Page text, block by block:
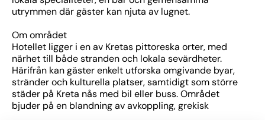
utrymmen där gäster kan njuta av lugnet.
Om området
Hotellet ligger i en av Kretas pittoreska orter, med
närhet till både stranden och lokala sevärdheter.
Härifrån kan gäster enkelt utforska omgivande byar,
stränder och kulturella platser, samtidigt som större
städer på Kreta nås med bil eller buss. Området
bjuder på en blandning av avkoppling, grekisk